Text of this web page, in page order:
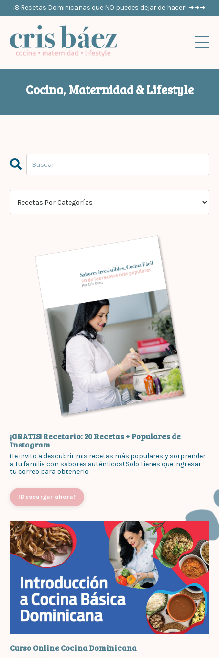
¡8 Recetas Dominicanas que NO puedes dejar de hacer! ➜➜➜
Cocina, Maternidad & Lifestyle
¡GRATIS! Recetario: 20 Recetas + Populares de
Instagram
¡Te invito a descubrir mis recetas más populares y sorprender
a tu familia con sabores auténticos! Solo tienes que ingresar
tu correo para obtenerlo.
¡Descargar ahora!
Curso Online Cocina Dominicana